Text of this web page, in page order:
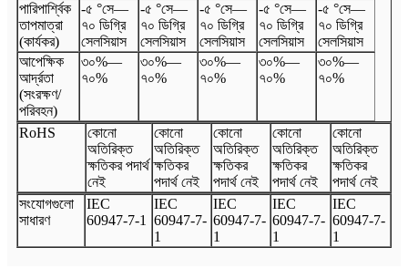
পারিপার্শ্বিক
তাপমাত্রা
(কার্যকর)
-৫ °সে—
৭০ ডিগ্রি
সেলসিয়াস
-৫ °সে—
৭০ ডিগ্রি
সেলসিয়াস
-৫ °সে—
৭০ ডিগ্রি
সেলসিয়াস
-৫ °সে—
৭০ ডিগ্রি
সেলসিয়াস
-৫ °সে—
৭০ ডিগ্রি
সেলসিয়াস
আপেক্ষিক
আর্দ্রতা
(সংরক্ষণ/
পরিবহন)
৩০%—
৭০%
৩০%—
৭০%
৩০%—
৭০%
৩০%—
৭০%
৩০%—
৭০%
RoHS
কোনো
অতিরিক্ত
ক্ষতিকর পদার্থ
নেই
কোনো
অতিরিক্ত
ক্ষতিকর
পদার্থ নেই
কোনো
অতিরিক্ত
ক্ষতিকর
পদার্থ নেই
কোনো
অতিরিক্ত
ক্ষতিকর
পদার্থ নেই
কোনো
অতিরিক্ত
ক্ষতিকর
পদার্থ নেই
সংযোগগুলো
সাধারণ
IEC
60947-7-1
IEC
60947-7-
1
IEC
60947-7-
1
IEC
60947-7-
1
IEC
60947-7-
1